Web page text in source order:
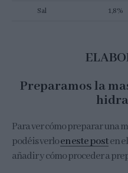
Sal 1,8%
Preparamos la
Para ver cómo preparar una
podéis verloen este posten
añadir y cómo proceder a